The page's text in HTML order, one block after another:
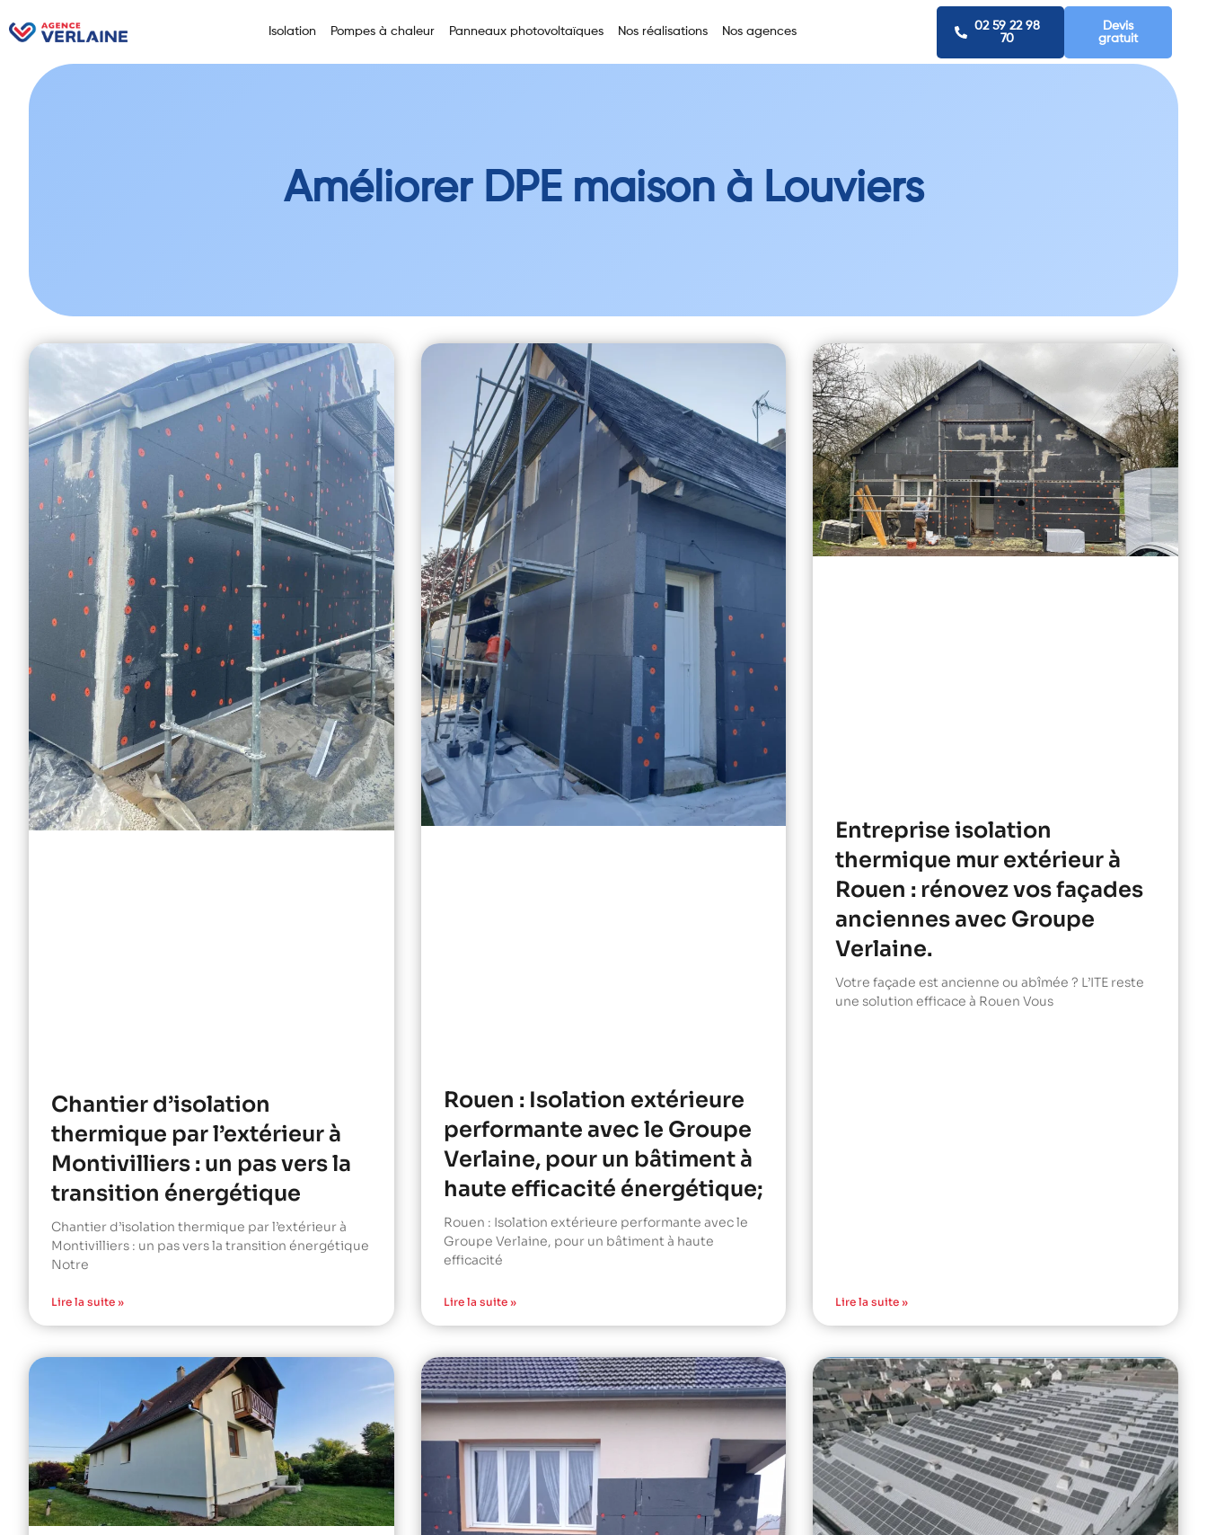
Isolation Pompes à chaleur Panneaux photovoltaïques Nos réalisations Nos agences
02 59 22 98
70
Devis
gratuit
Améliorer DPE maison à Louviers
Chantier d’isolation
thermique par l’extérieur à
Montivilliers : un pas vers la
transition énergétique
Chantier d’isolation thermique par l’extérieur à
Montivilliers : un pas vers la transition énergétique
Notre
Lire la suite »
Rouen : Isolation extérieure
performante avec le Groupe
Verlaine, pour un bâtiment à
haute efficacité énergétique;
Rouen : Isolation extérieure performante avec le
Groupe Verlaine, pour un bâtiment à haute
efficacité
Lire la suite »
Entreprise isolation
thermique mur extérieur à
Rouen : rénovez vos façades
anciennes avec Groupe
Verlaine.
Votre façade est ancienne ou abîmée ? L’ITE reste
une solution efficace à Rouen Vous
Lire la suite »